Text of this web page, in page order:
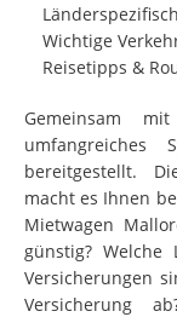
Wichtige
Reisetipps &
Gemeinsam
umfangreiches
bereitgestellt.
macht es Ihnen
Mietwagen
günstig? Welche
Versicherungen
Versicherung